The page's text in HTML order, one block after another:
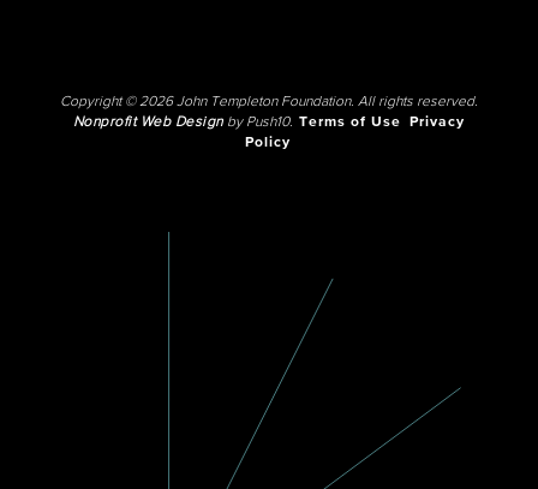
Copyright © 2026 John Templeton Foundation. All rights reserved.
Nonprofit Web Designby Push10. Terms of Use
Privacy
Policy